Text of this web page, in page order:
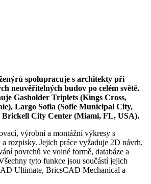
spolupracuje s architekty při
neuvěřitelných budov po celém světě.
Gasholder Triplets (Kings Cross,
Largo Sofia (Sofie Municipal City,
Brickell City Center (Miami, FL, USA).
výrobní a montážní výkresy s
rozpisky. Jejich práce vyžaduje 2D návrh,
povrchů ve volné formě, databáze a
tyto funkce jsou součástí jejich
Ultimate, BricsCAD Mechanical a